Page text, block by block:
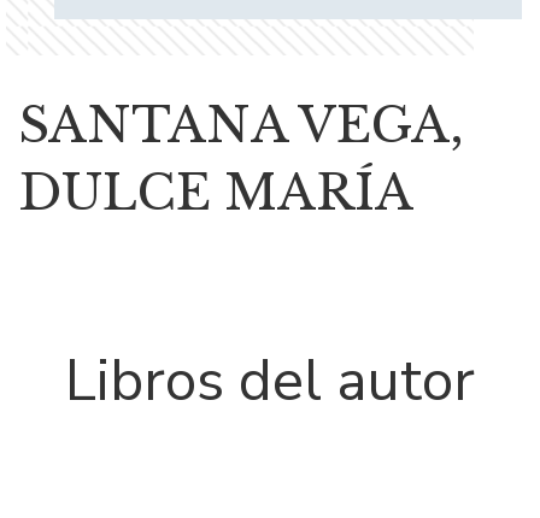
SANTANA VEGA,
DULCE MARÍA
Libros del autor